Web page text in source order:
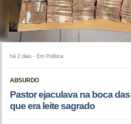
há 2 dias - Em Política
ABSURDO
Pastor ejaculava na boca
que era leite sagrado